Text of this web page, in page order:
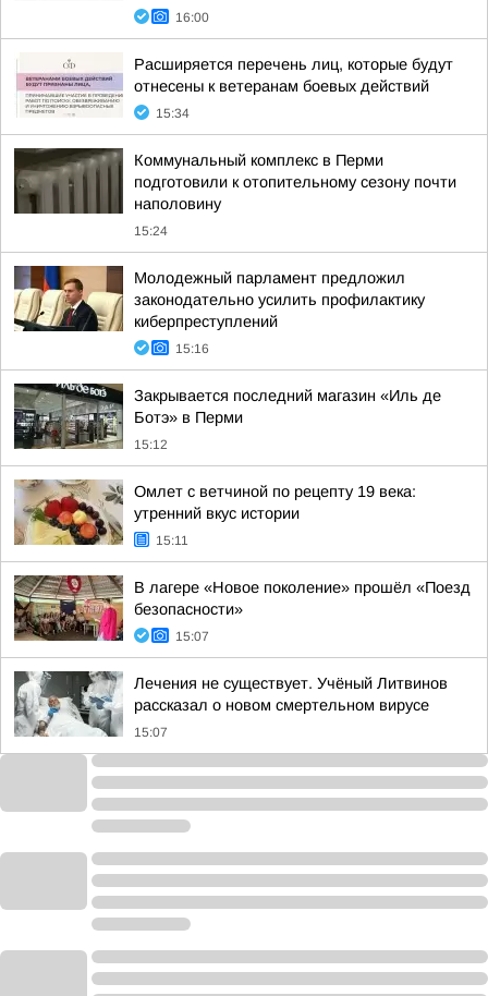
16:00
Расширяется перечень лиц, которые будут
отнесены к ветеранам боевых действий
15:34
Коммунальный комплекс в Перми
подготовили к отопительному сезону почти
наполовину
15:24
Молодежный парламент предложил
законодательно усилить профилактику
киберпреступлений
15:16
Закрывается последний магазин «Иль де
Ботэ» в Перми
15:12
Омлет с ветчиной по рецепту 19 века:
утренний вкус истории
15:11
В лагере «Новое поколение» прошёл «Поезд
безопасности»
15:07
Лечения не существует. Учёный Литвинов
рассказал о новом смертельном вирусе
15:07